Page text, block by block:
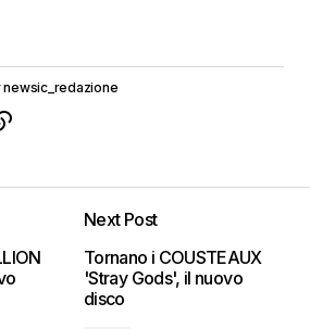
newsic_redazione
Next Post
Tornano i COUSTEAUX
'Stray Gods', il nuovo
disco